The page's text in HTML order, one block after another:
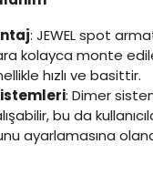
: JEWEL spot
kolayca monte
hızlı ve basittir.
: Dimer
bu da
ayarlamasına